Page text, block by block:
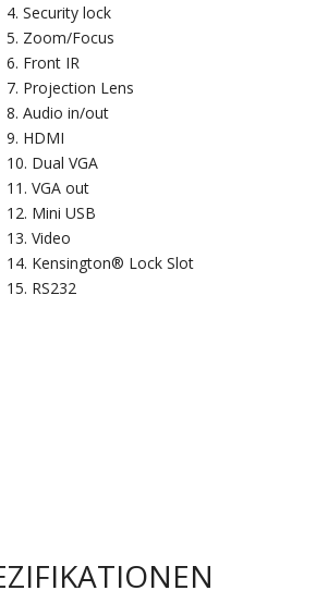
Security lock
Zoom/Focus
Front IR
Projection Lens
Audio in/out
HDMI
Dual VGA
VGA out
Mini USB
Video
Kensington® Lock Slot
RS232